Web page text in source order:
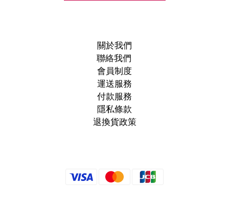
關於我們
聯絡我們
會員制度
運送服務
付款服務
隱私條款
退換貨政策